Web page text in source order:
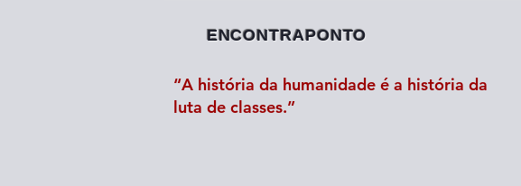
ENCONTRAPONTO
“A história da humanidade é a história da
luta de classes.”